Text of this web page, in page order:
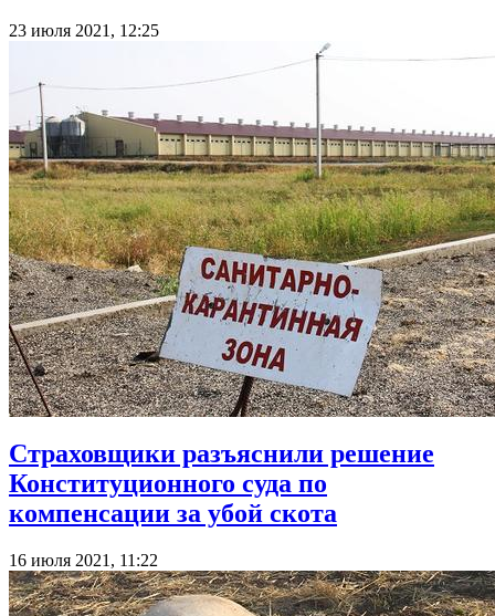
23 июля 2021, 12:25
Страховщики разъяснили решение
Конституционного суда по
компенсации за убой скота
16 июля 2021, 11:22